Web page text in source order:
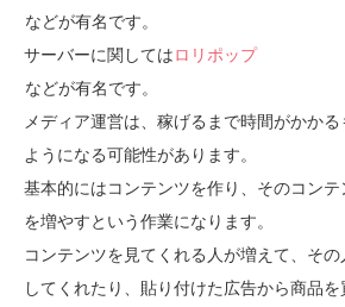
などが有名です。
サーバーに関してはロリポップ
などが有名です。
メディア運営は、稼げるまで時間がかか
ようになる可能性があります。
基本的にはコンテンツを作り、そのコンテ
を増やすという作業になります。
コンテンツを見てくれる人が増えて、そ
してくれたり、貼り付けた広告から商品